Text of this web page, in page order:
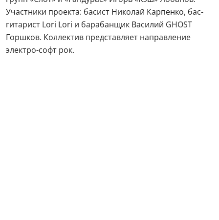
Участники проекта: басист Николай Карпенко, бас-
гитарист Lori Lori и барабанщик Василий GHOST
Горшков. Коллектив представляет направление
электро-софт рок.